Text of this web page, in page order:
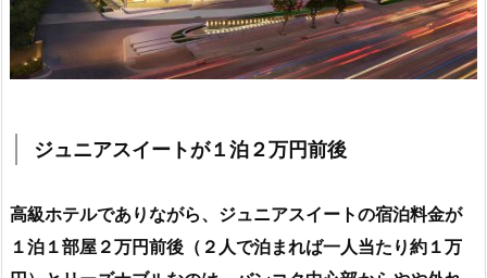
ジュニアスイートが１泊２万円前後
高級ホテルでありながら、ジュニアスイートの宿泊料金が
１泊１部屋２万円前後（２人で泊まれば一人当たり約１万